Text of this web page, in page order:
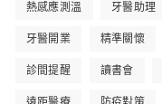
熱感應測溫 牙醫助理
牙醫開業 精準關懷
診間提醒 讀書會